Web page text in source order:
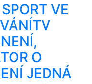
VE
O
JEDNÁ